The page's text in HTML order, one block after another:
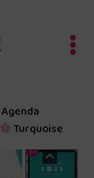
Agenda
Turquoise